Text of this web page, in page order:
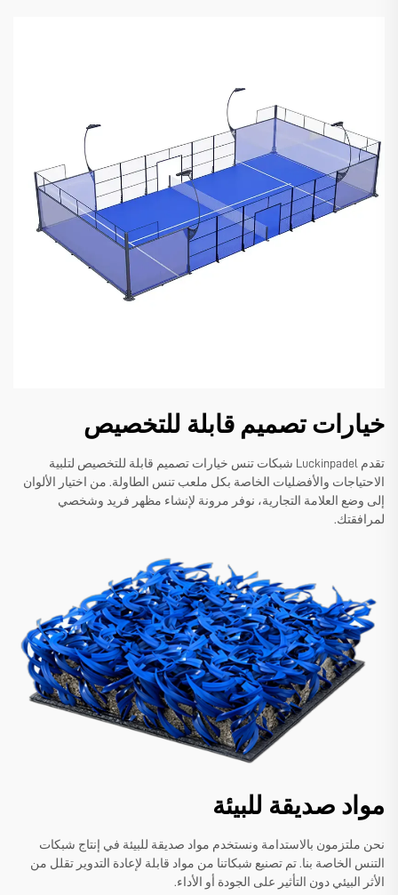
خيارات تصميم قابلة للتخصيص
تقدم Luckinpadel شبكات تنس خيارات تصميم قابلة للتخصيص لتلبية
الاحتياجات والأفضليات الخاصة بكل ملعب تنس الطاولة. من اختيار الألوان
إلى وضع العلامة التجارية، نوفر مرونة لإنشاء مظهر فريد وشخصي
لمرافقتك.
مواد صديقة للبيئة
نحن ملتزمون بالاستدامة ونستخدم مواد صديقة للبيئة في إنتاج شبكات
التنس الخاصة بنا. تم تصنيع شبكاتنا من مواد قابلة لإعادة التدوير تقلل من
الأثر البيئي دون التأثير على الجودة أو الأداء.